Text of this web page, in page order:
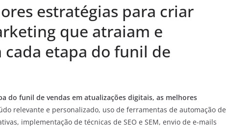
estratégias para criar
que atraiam e
cada etapa do funil de
do funil de vendas em atualizações digitais, as melhores
relevante e personalizado, uso de ferramentas de automação de
implementação de técnicas de SEO e SEM, envio de e-mails